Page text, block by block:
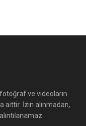
ve videoların
aittir. İzin alınmadan,